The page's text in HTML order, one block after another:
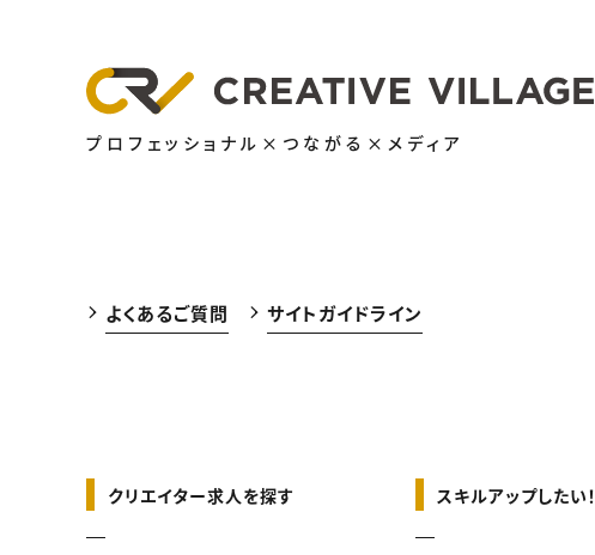
プロフェッショナル×つながる×メディア
よくあるご質問 サイトガイドライン
クリエイター求人を探す スキルアップしたい！